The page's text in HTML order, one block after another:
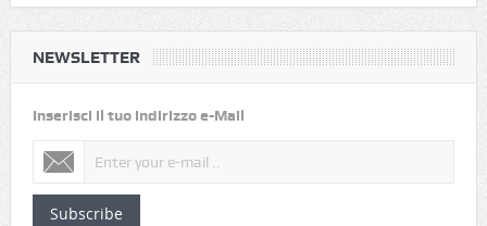
NEWSLETTER
Inserisci il tuo indirizzo e-Mail
Subscribe